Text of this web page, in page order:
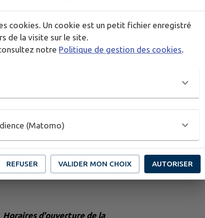
Horaires d'ouverture de la
cookies. Un cookie est un petit fichier enregistré
de la visite sur le site.
notre Politique de gestion des cookies.
(Matomo)
REFUSER VALIDER MON CHOIX AUTORISER